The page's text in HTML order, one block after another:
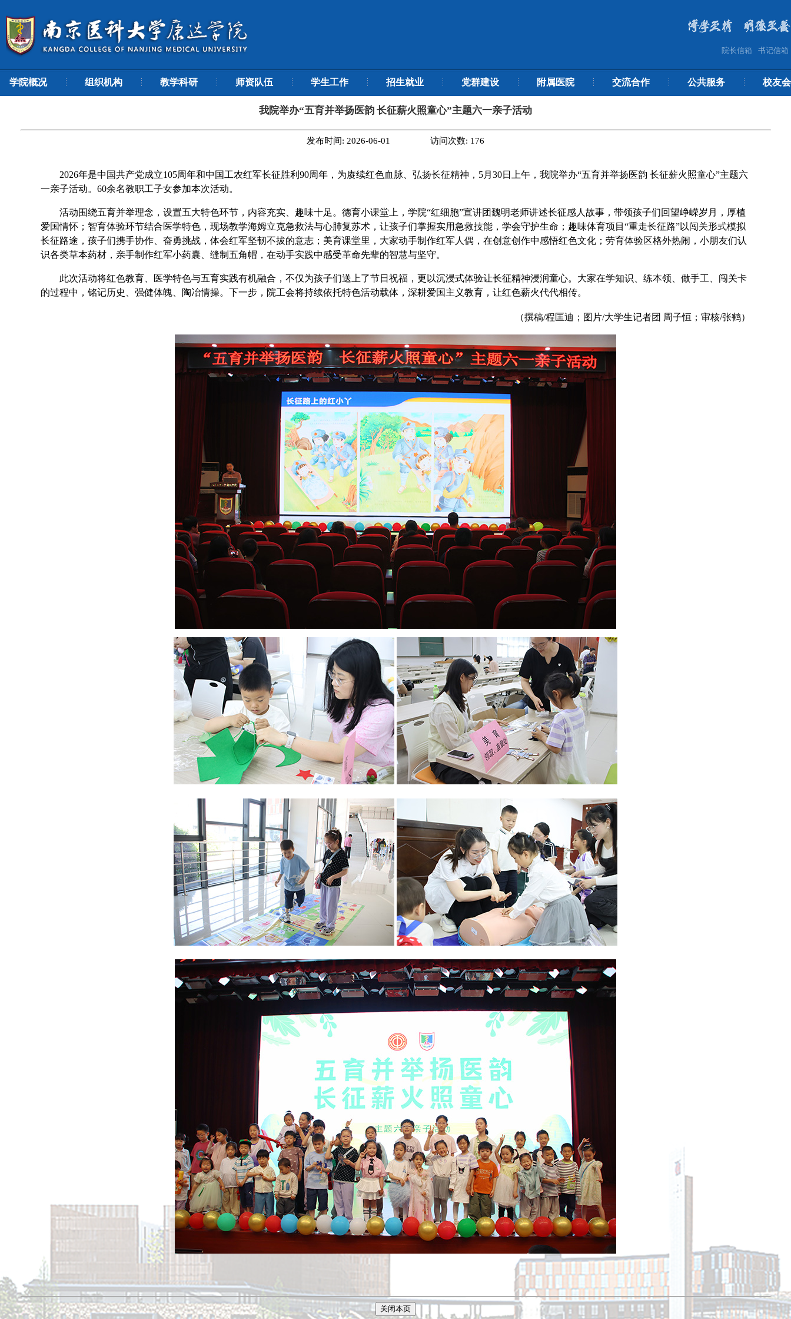
院长信箱 书记信箱
学院概况 组织机构 教学科研 师资队伍 学生工作 招生就业 党群建设 附属医院 交流合作 公共服务 校友会
我院举办“五育并举扬医韵 长征薪火照童心”主题六一亲子活动
发布时间: 2026-06-01 访问次数: 176
2026年是中国共产党成立105周年和中国工农红军长征胜利 90周年 ，为赓续红色血脉、弘扬长征精神 ， 5月30日上午， 我院举办“五育并举扬医韵 长征薪火照童心”主题六
一亲子活动。 60余名教职工子女参加本次活动。
活动围绕五育并举理念，设置五大特色环节，内容充实、趣味十足。德育小课堂上，学院“红细胞”宣讲团魏明老师讲述长征感人故事，带领孩子们回望峥嵘岁月，厚植
爱国情怀 ； 智育体验环节结合医学特色，现场教学海姆立克急救法与心肺复苏术，让孩子们掌握实用急救技能，学会守护生命 ； 趣味体育项目 “重走长征路”以闯关形式模拟
长征路途 ，孩子们携手协作、奋勇挑战，体会红军坚韧不拔的意志 ； 美育课堂里，大家动手制作红军人偶，在创意创作中感悟红色文化 ； 劳育体验区格外热闹，小朋友们认
识各类草本药材，亲手制作红军小药囊、缝制五角帽，在动手实践中感受革命先辈的智慧与坚守。
此次活动将红色教育、医学特色与五育实践有机融合 ， 不仅为孩子们送上了节日祝福，更以沉浸式体验让长征精神浸润童心。大家在学知识、练本领、做手工、闯关卡
的过程中，铭记历史、强健体魄、陶冶情操。下一步，院工会将持续依托特色活动载体，深耕爱国主义教育，让红色薪火代代相传。
（撰稿/程匡迪；图片/大学生记者团 周子恒；审核/张鹤）